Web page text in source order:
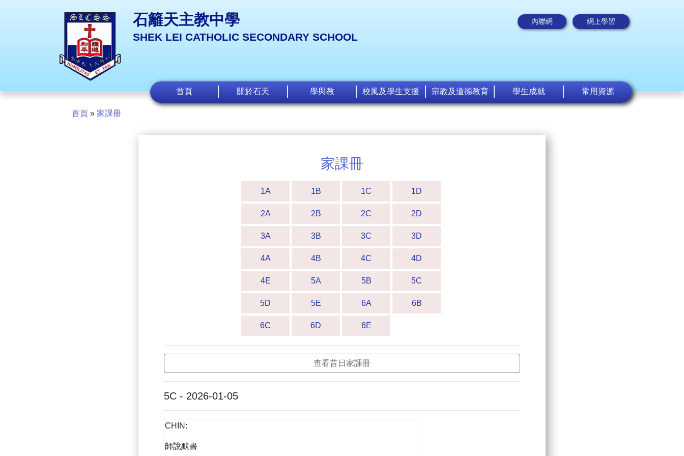
石籬天主教中學
SHEK LEI CATHOLIC SECONDARY SCHOOL
內聯網 網上學習
首頁 關於石天 學與教 校風及學生支援 宗教及道德教育 學生成就 常用資源
首頁 » 家課冊
家課冊
1A 1B 1C 1D
2A 2B 2C 2D
3A 3B 3C 3D
4A 4B 4C 4D
4E 5A 5B 5C
5D 5E 6A 6B
6C 6D 6E
查看昔日家課冊
5C - 2026-01-05
CHIN:
師說默書